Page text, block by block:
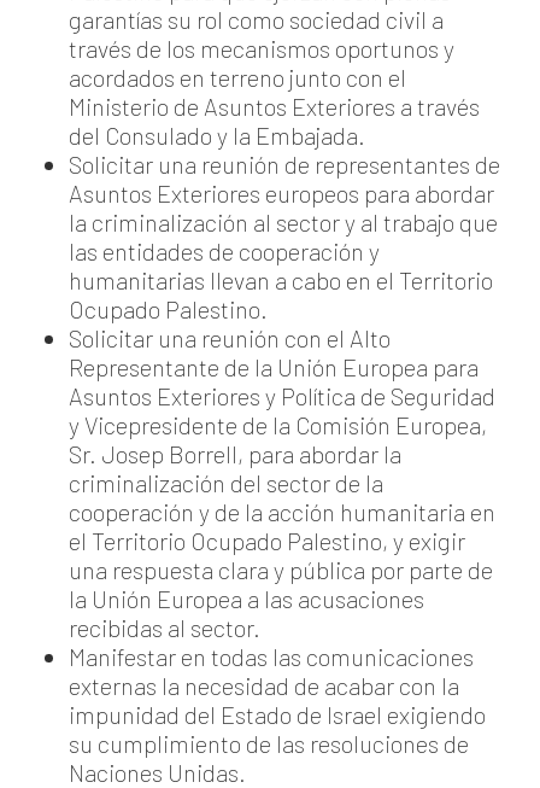
garantías su rol como sociedad civil a
través de los mecanismos oportunos y
acordados en terreno junto con el
Ministerio de Asuntos Exteriores a través
del Consulado y la Embajada.
Solicitar una reunión de representantes de
Asuntos Exteriores europeos para abordar
la criminalización al sector y al trabajo que
las entidades de cooperación y
humanitarias llevan a cabo en el Territorio
Ocupado Palestino.
Solicitar una reunión con el Alto
Representante de la Unión Europea para
Asuntos Exteriores y Política de Seguridad
y Vicepresidente de la Comisión Europea,
Sr. Josep Borrell, para abordar la
criminalización del sector de la
cooperación y de la acción humanitaria en
el Territorio Ocupado Palestino, y exigir
una respuesta clara y pública por parte de
la Unión Europea a las acusaciones
recibidas al sector.
Manifestar en todas las comunicaciones
externas la necesidad de acabar con la
impunidad del Estado de Israel exigiendo
su cumplimiento de las resoluciones de
Naciones Unidas.